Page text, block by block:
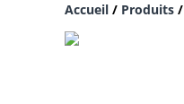
Accueil / Produits /